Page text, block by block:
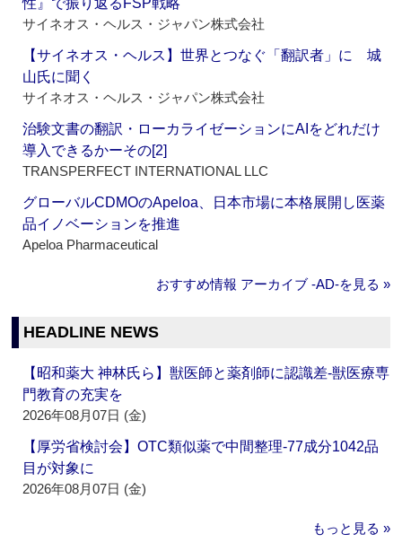
性』で振り返るFSP戦略
サイネオス・ヘルス・ジャパン株式会社
【サイネオス・ヘルス】世界とつなぐ「翻訳者」に 城
山氏に聞く
サイネオス・ヘルス・ジャパン株式会社
治験文書の翻訳・ローカライゼーションにAIをどれだけ
導入できるかーその[2]
TRANSPERFECT INTERNATIONAL LLC
グローバルCDMOのApeloa、日本市場に本格展開し医薬
品イノベーションを推進
Apeloa Pharmaceutical
おすすめ情報 アーカイブ ‐AD‐を見る »
HEADLINE NEWS
【昭和薬大 神林氏ら】獣医師と薬剤師に認識差‐獣医療専
門教育の充実を
2026年08月07日 (金)
【厚労省検討会】OTC類似薬で中間整理‐77成分1042品
目が対象に
2026年08月07日 (金)
もっと見る »